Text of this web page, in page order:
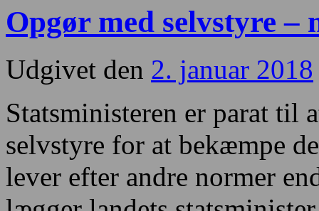
Opgør med selvstyre –
Udgivet den 2. januar 2018
Statsministeren er parat til
selvstyre for at bekæmpe
lever efter andre normer